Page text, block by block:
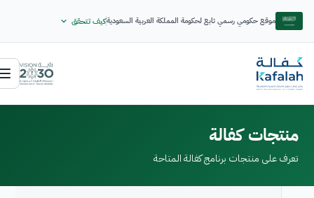
موقع حكومي رسمي تابع لحكومة المملكة العربية السعوديةكيف تتحقق
منتجات كفالة
تعرف على منتجات برنامج كفالة المتاحة